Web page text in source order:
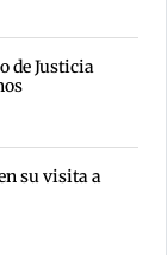
de Justicia
su visita a